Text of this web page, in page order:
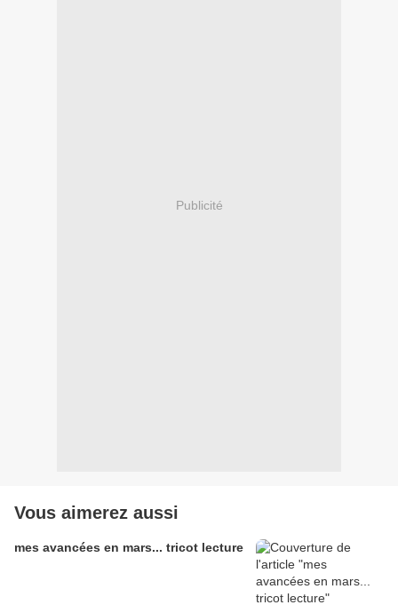
Publicité
Vous aimerez aussi
mes avancées en mars... tricot lecture